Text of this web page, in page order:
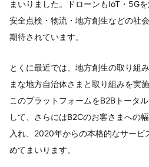
まいりました。ドローンもIoT・5G
安全点検・物流・地方創生などの社
期待されています。
とくに最近では、地方創生の取り組
まな地方自治体さまと取り組みを実
このプラットフォームをB2Bトータ
して、さらにはB2Cのお客さまへの
入れ、2020年からの本格的なサービ
めてまいります。